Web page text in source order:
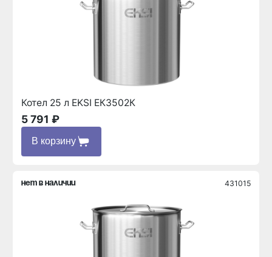
Котел 25 л EKSI ЕК3502К
5 791 ₽
В корзину
нет в наличии 431015